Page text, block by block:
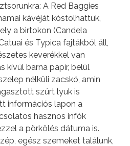
A Red Baggies
kávéját kóstolhattuk,
a birtokon (Candela
és Typica fajtákból áll,
keverékkel van
kívül barna papír, belül
nélküli zacskó, amin
szúrt lyuk is
információs lapon a
hasznos infók
a pörkölés dátuma is.
egész szemeket találunk,